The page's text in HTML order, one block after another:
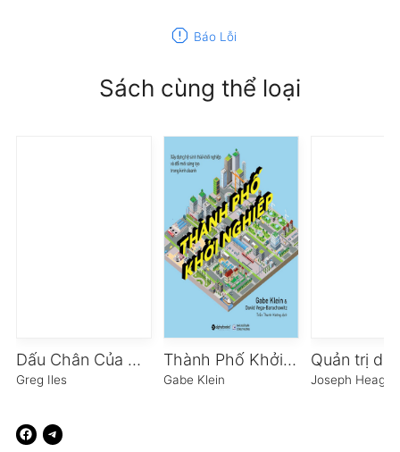
report Báo Lỗi
Sách cùng thể loại
Dấu Chân Của Chúa
Greg Iles
Thành Phố Khởi Nghiệp
Gabe Klein Joseph